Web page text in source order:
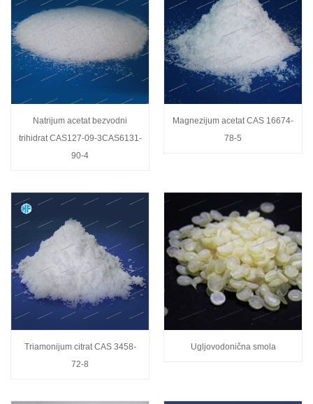
Natrijum acetat bezvodni
trihidrat CAS127-09-3CAS6131-
90-4
Magnezijum acetat CAS 16674-
78-5
Triamonijum citrat CAS 3458-
72-8
Ugljovodonična smola